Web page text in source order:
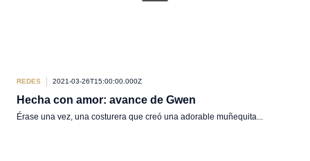
REDES 2021-03-26T15:00:00.000Z
Hecha con amor: avance de Gwen
Érase una vez, una costurera que creó una adorable muñequita...